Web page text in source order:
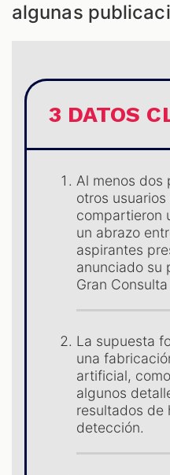
algunas
3 DATOS
Al menos dos
otros
compartieron
un abrazo
aspirantes
anunciado su
Gran
La supuesta
una
artificial,
algunos
resultados de
detección.